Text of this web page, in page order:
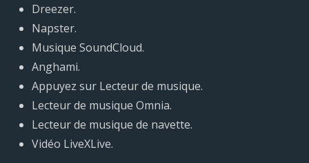
Dreezer.
Napster.
Musique SoundCloud.
Anghami.
Appuyez sur Lecteur de musique.
Lecteur de musique Omnia.
Lecteur de musique de navette.
Vidéo LiveXLive.